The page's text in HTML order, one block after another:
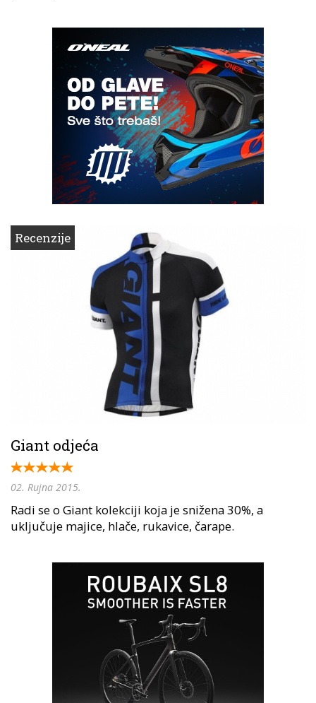
Recenzije
Giant odjeća
02. Rujna 2015.
Radi se o Giant kolekciji koja je snižena 30%, a
uključuje majice, hlače, rukavice, čarape.